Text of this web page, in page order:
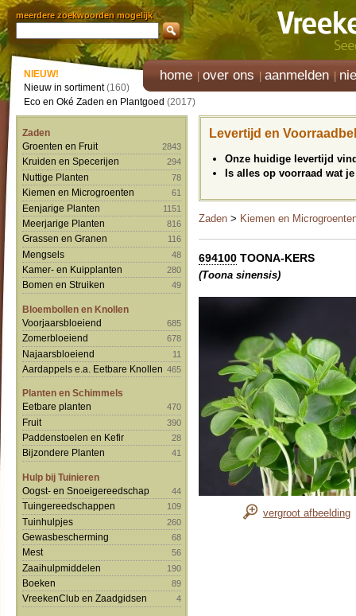
meerdere zoekwoorden mogelijk
home over ons aanmelden
NIEUW!
Nieuw in sortiment(160)
Eco en Oké Zaden en Plantgoed (2017)
Zaden
Groenten en Fruit
2843
Kruiden en Specerijen 294
Nuttige Planten 78
Kiemen en Microgroenten 61
Eenjarige Planten 1151
Meerjarige Planten 816
Grassen en Granen 116
Mengsels 48
Kamer- en Kuipplanten 280
Bomen en Struiken 49
Bloembollen en Knollen
Voorjaarsbloeiend
685
Zomerbloeiend 678
Najaarsbloeiend 11
Aardappels e.a. Eetbare Knollen 465
Planten en Schimmels
Eetbare planten
470
Fruit 390
Paddenstoelen en Kefir 28
Bijzondere Planten 41
Hulp bij Tuinieren
Oogst- en Snoeigereedschap
44
Tuingereedschappen 109
Tuinhulpjes 260
Gewasbescherming 68
Mest 56
Zaaihulpmiddelen 190
Boeken 89
VreekenClub en Zaadgidsen 4
Levertijd en
Onze huidige levertijd
Is alles op voorraad wat
Zaden > Kiemen en
694100 TOONA-KERS
(Toona sinensis)
vergroot afbeelding